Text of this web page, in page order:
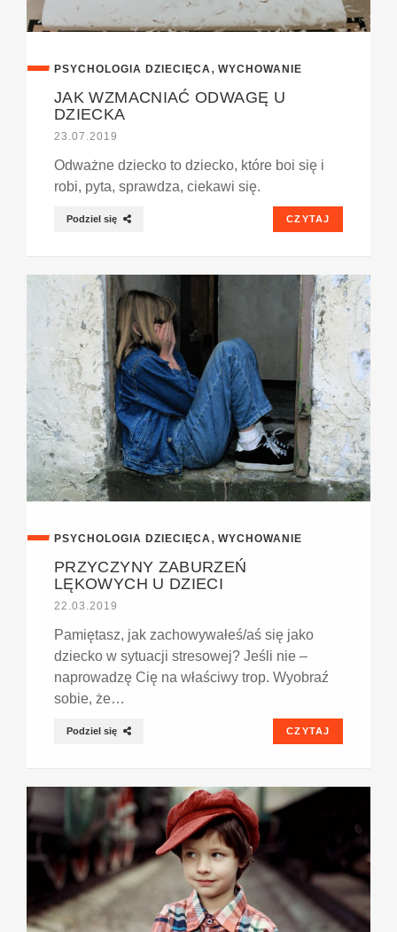
PSYCHOLOGIA DZIECIĘCA,WYCHOWANIE
JAK WZMACNIAĆ ODWAGĘ U
DZIECKA
23.07.2019
Odważne dziecko to dziecko, które boi się i
robi, pyta, sprawdza, ciekawi się.
Podziel się CZYTAJ
PSYCHOLOGIA DZIECIĘCA,WYCHOWANIE
PRZYCZYNY ZABURZEŃ
LĘKOWYCH U DZIECI
22.03.2019
Pamiętasz, jak zachowywałeś/aś się jako
dziecko w sytuacji stresowej? Jeśli nie –
naprowadzę Cię na właściwy trop. Wyobraź
sobie, że…
Podziel się CZYTAJ